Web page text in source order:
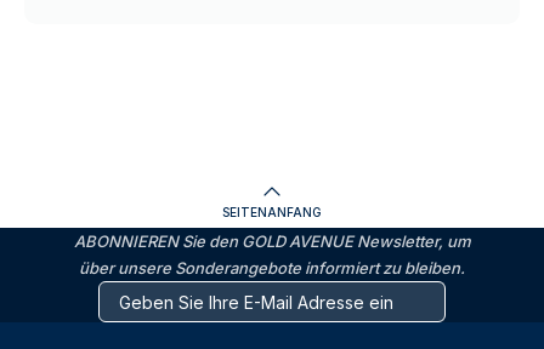
SEITENANFANG
ABONNIEREN Sie den GOLD AVENUE Newsletter, um
über unsere Sonderangebote informiert zu bleiben.